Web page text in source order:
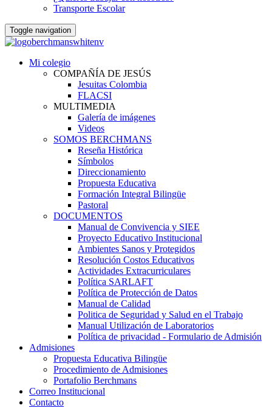
Transporte Escolar
Toggle navigation
Mi colegio
COMPAÑÍA DE JESÚS
Jesuitas Colombia
FLACSI
MULTIMEDIA
Galería de imágenes
Videos
SOMOS BERCHMANS
Reseña Histórica
Símbolos
Direccionamiento
Propuesta Educativa
Formación Integral Bilingüe
Pastoral
DOCUMENTOS
Manual de Convivencia y SIEE
Proyecto Educativo Institucional
Ambientes Sanos y Protegidos
Resolución Costos Educativos
Actividades Extracurriculares
Política SARLAFT
Política de Protección de Datos
Manual de Calidad
Politica de Seguridad y Salud en el Trabajo
Manual Utilización de Laboratorios
Política de privacidad - Formulario de Admisión
Admisiones
Propuesta Educativa Bilingüe
Procedimiento de Admisiones
Portafolio Berchmans
Correo Institucional
Contacto